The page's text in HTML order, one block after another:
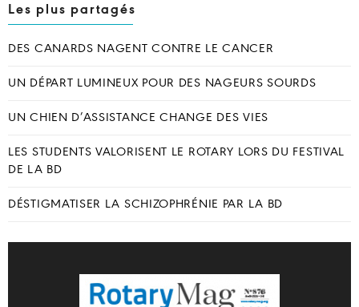
Les plus partagés
DES CANARDS NAGENT CONTRE LE CANCER
UN DÉPART LUMINEUX POUR DES NAGEURS SOURDS
UN CHIEN D’ASSISTANCE CHANGE DES VIES
LES STUDENTS VALORISENT LE ROTARY LORS DU FESTIVAL
DE LA BD
DÉSTIGMATISER LA SCHIZOPHRÉNIE PAR LA BD